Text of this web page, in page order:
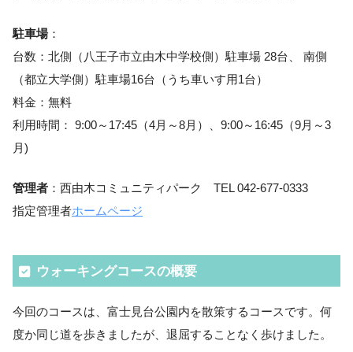
駐車場：
台数：北側（八王子市立由木中学校側）駐車場 28台、 南側
（都立大学側）駐車場16台（うち車いす用1台）
料金：無料
利用時間： 9:00～17:45（4月～8月）、9:00～16:45（9月～3
月)
管理者 ：西由木コミュニティパーク TEL 042-677-0333
指定管理者ホームページ
ウォーキングコースの概要
今回のコースは、富士見台公園内を散策するコースです。何
度か同じ道を歩きましたが、退屈することなく歩けました。